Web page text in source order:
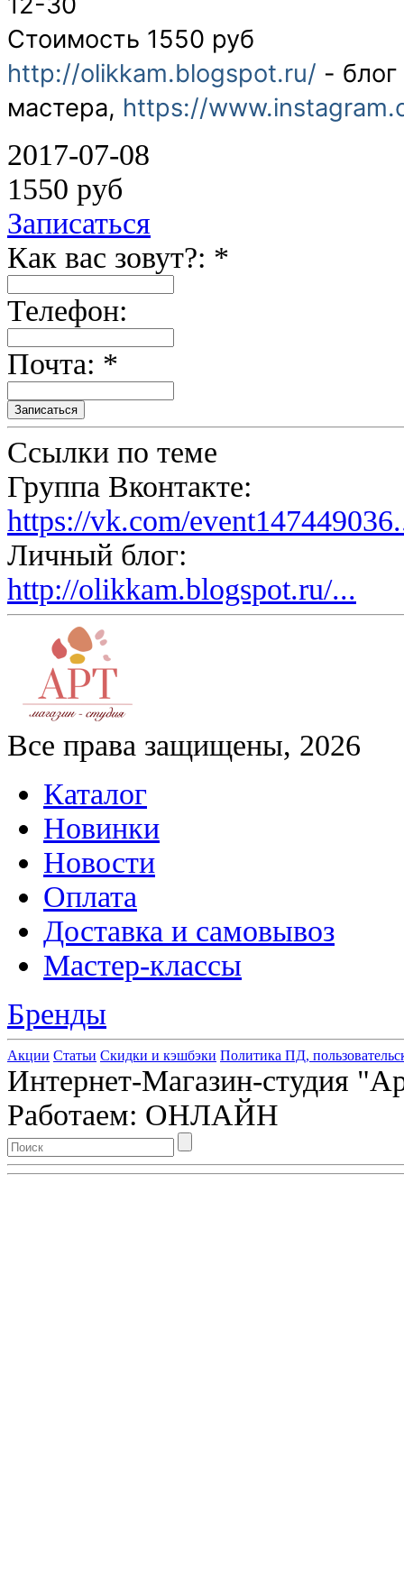
Стоимость 1550 руб
http://olikkam.blogspot.ru/ - блог
мастера, https://
2017-07-08
1550 руб
Записаться
Как вас зовут?: *
Телефон:
Почта: *
Ссылки по теме
Группа Вконтакте:
https://vk.com/
Личный блог:
http://olikkam.blogspot.ru/...
Все права защищены, 2026
Каталог
Новинки
Новости
Оплата
Доставка и самовывоз
Мастер-классы
Бренды
Акции Статьи Скидки и кэшбэки Политика ПД,
Интернет-Магазин-студия
Работаем: ОНЛАЙН